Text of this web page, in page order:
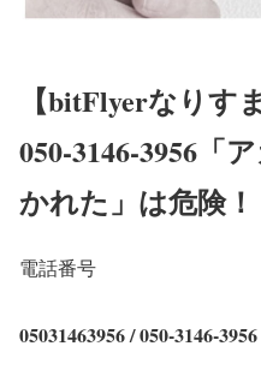
【bitFlyerなりす
050-3146-3956「
かれた」は危険！
電話番号
05031463956 / 050-3146-3956